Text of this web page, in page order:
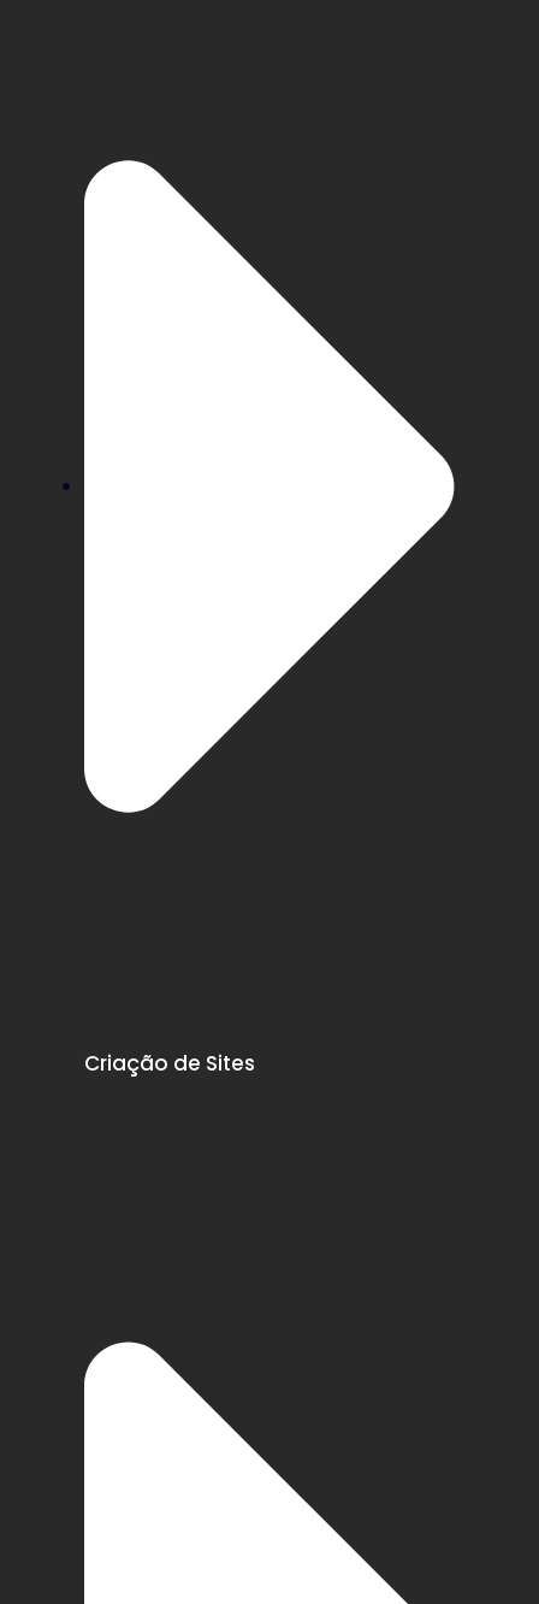
Criação de Sites